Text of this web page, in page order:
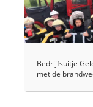
Bedrijfsuitje
met de